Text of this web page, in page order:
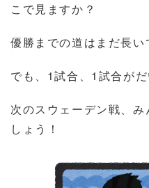
こで見ますか？
優勝までの道はまだ長い
でも、 1試合、 1 試合がだ
次のスウェーデン戦、
しょう！